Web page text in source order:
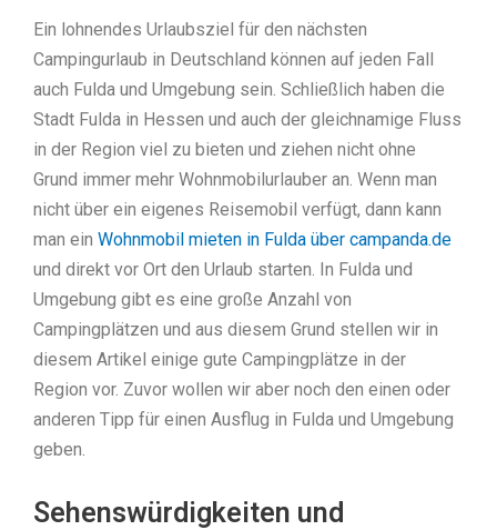
Ein lohnendes Urlaubsziel für den nächsten
Campingurlaub in Deutschland können auf jeden Fall
auch Fulda und Umgebung sein. Schließlich haben die
Stadt Fulda in Hessen und auch der gleichnamige Fluss
in der Region viel zu bieten und ziehen nicht ohne
Grund immer mehr Wohnmobilurlauber an. Wenn man
nicht über ein eigenes Reisemobil verfügt, dann kann
man ein Wohnmobil mieten in Fulda über campanda.de
und direkt vor Ort den Urlaub starten. In Fulda und
Umgebung gibt es eine große Anzahl von
Campingplätzen und aus diesem Grund stellen wir in
diesem Artikel einige gute Campingplätze in der
Region vor. Zuvor wollen wir aber noch den einen oder
anderen Tipp für einen Ausflug in Fulda und Umgebung
geben.
Sehenswürdigkeiten und